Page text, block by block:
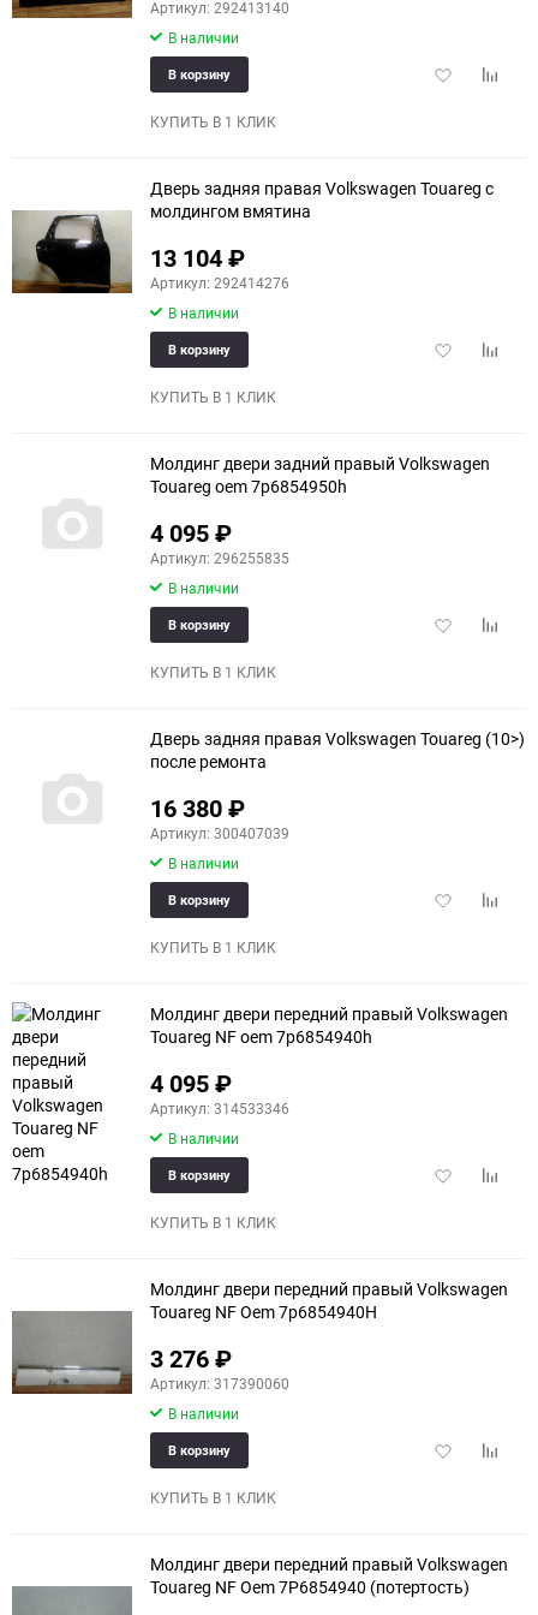
Артикул: 292413140
В наличии
Добавить
В корзину
КУПИТЬ В 1 КЛИК
Дверь задняя правая Volkswagen Touareg с
молдингом вмятина
13 104₽
Артикул: 292414276
В наличии
Добавить
В корзину
КУПИТЬ В 1 КЛИК
Молдинг двери задний правый Volkswagen
Touareg oem 7p6854950h
4 095₽
Артикул: 296255835
В наличии
Добавить
В корзину
КУПИТЬ В 1 КЛИК
Дверь задняя правая Volkswagen Touareg (10>)
после ремонта
16 380₽
Артикул: 300407039
В наличии
Добавить
В корзину
КУПИТЬ В 1 КЛИК
Молдинг двери передний правый Volkswagen
Touareg NF oem 7p6854940h
4 095₽
Артикул: 314533346
В наличии
Добавить
В корзину
КУПИТЬ В 1 КЛИК
Молдинг двери передний правый Volkswagen
Touareg NF Oem 7p6854940H
3 276₽
Артикул: 317390060
В наличии
Добавить
В корзину
КУПИТЬ В 1 КЛИК
Молдинг двери передний правый Volkswagen
Touareg NF Oem 7P6854940 (потертость)